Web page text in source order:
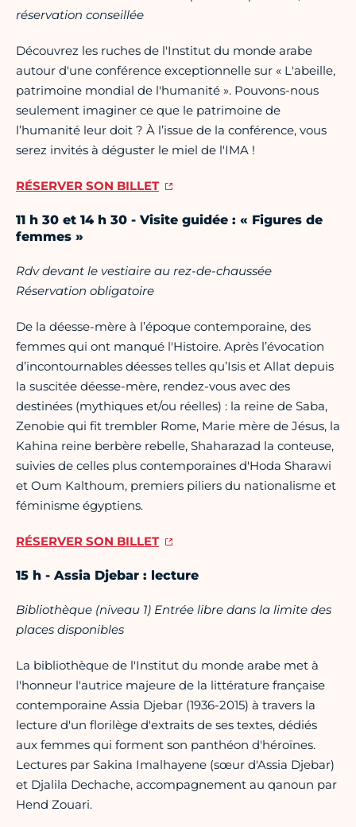
réservation conseillée
Découvrez les ruches de l'Institut du monde arabe
autour d'une conférence exceptionnelle sur « L'abeille,
patrimoine mondial de l'humanité ». Pouvons-nous
seulement imaginer ce que le patrimoine de
l’humanité leur doit ? À l’issue de la conférence, vous
serez invités à déguster le miel de l'IMA !
RÉSERVER SON BILLET
11 h 30 et 14 h 30 - Visite guidée : « Figures de
femmes »
Rdv devant le vestiaire au rez-de-chaussée
Réservation obligatoire
De la déesse-mère à l’époque contemporaine, des
femmes qui ont manqué l'Histoire. Après l’évocation
d’incontournables déesses telles qu’Isis et Allat depuis
la suscitée déesse-mère, rendez-vous avec des
destinées (mythiques et/ou réelles) : la reine de Saba,
Zenobie qui fit trembler Rome, Marie mère de Jésus, la
Kahina reine berbère rebelle, Shaharazad la conteuse,
suivies de celles plus contemporaines d'Hoda Sharawi
et Oum Kalthoum, premiers piliers du nationalisme et
féminisme égyptiens.
RÉSERVER SON BILLET
15 h - Assia Djebar : lecture
Bibliothèque (niveau 1) Entrée libre dans la limite des
places disponibles
La bibliothèque de l'Institut du monde arabe met à
l'honneur l'autrice majeure de la littérature française
contemporaine Assia Djebar (1936-2015) à travers la
lecture d'un florilège d'extraits de ses textes, dédiés
aux femmes qui forment son panthéon d'héroïnes.
Lectures par Sakina Imalhayene (sœur d'Assia Djebar)
et Djalila Dechache, accompagnement au qanoun par
Hend Zouari.